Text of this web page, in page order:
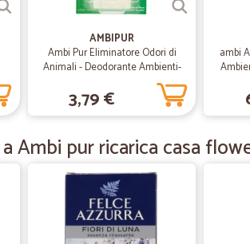
dei piccoli campioni omaggio di vari prodotti.
Maria angela L.
Mi sono trovata benissimo .
Mi sono trovata benissimo .. i prodotti da me
Maurizio B.
Ottimo servizio
Ottimo servizio, veloce.
AMBIPUR
Ambi Pur Eliminatore Odori di
Animali - Deodorante Ambienti-
Ricarica 21,5 ml per Diffusore
Elettrico
3,79 €
ambi
Ambi pur ricarica casa